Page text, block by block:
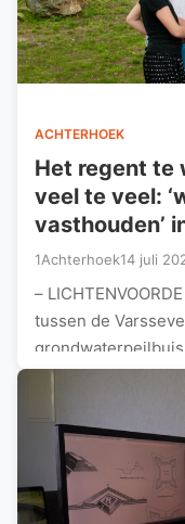
ACHTERHOEK
Het regent te
veel te veel:
vasthouden’
1Achterhoek14 juli
–
tussen de
grondwaterpeilbuis